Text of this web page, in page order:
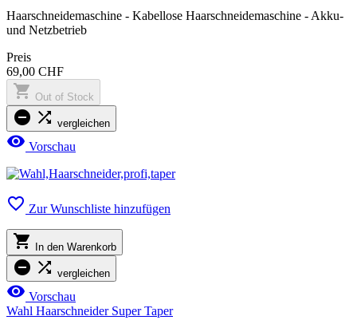
Haarschneidemaschine - Kabellose Haarschneidemaschine - Akku-
und Netzbetrieb
Preis
69,00 CHF
 Out of Stock
  vergleichen
 Vorschau
 Zur Wunschliste hinzufügen
 In den Warenkorb
  vergleichen
 Vorschau
Wahl Haarschneider Super Taper